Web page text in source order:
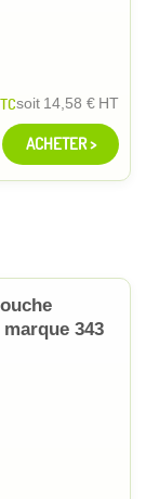
soit 14,58 € HT
ACHETER >
343